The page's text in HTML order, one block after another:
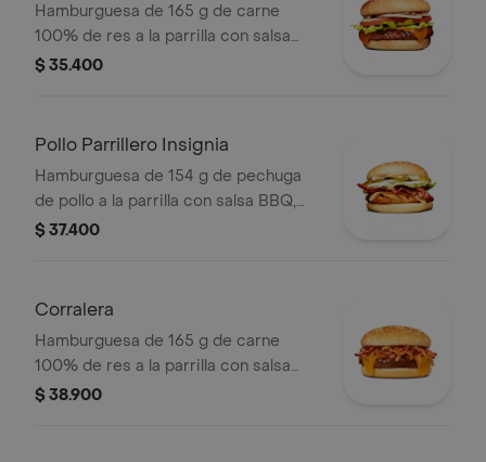
Hamburguesa de 165 g de carne
100% de res a la parrilla con salsa
bbq, queso americano, cebolla en
$ 35.400
Pollo Parrillero Insignia
Hamburguesa de 154 g de pechuga
de pollo a la parrilla con salsa BBQ,
tocineta, una tajada de queso tipo
pan papa
$ 37.400
Corralera
Hamburguesa de 165 g de carne
100% de res a la parrilla con salsa
bbq, tocineta, una tajada de queso
$ 38.900